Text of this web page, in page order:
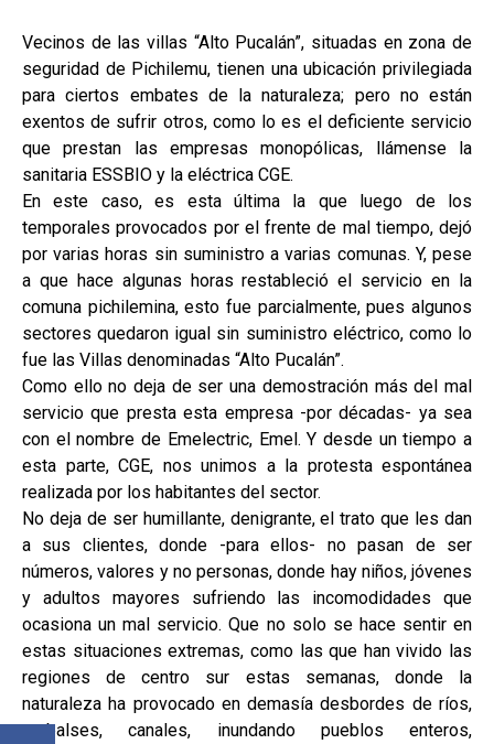
Vecinos de las villas “Alto Pucalán”, situadas en zona de
seguridad de Pichilemu, tienen una ubicación privilegiada
para ciertos embates de la naturaleza; pero no están
exentos de sufrir otros, como lo es el deficiente servicio
que prestan las empresas monopólicas, llámense la
sanitaria ESSBIO y la eléctrica CGE.
En este caso, es esta última la que luego de los
temporales provocados por el frente de mal tiempo, dejó
por varias horas sin suministro a varias comunas. Y, pese
a que hace algunas horas restableció el servicio en la
comuna pichilemina, esto fue parcialmente, pues algunos
sectores quedaron igual sin suministro eléctrico, como lo
fue las Villas denominadas “Alto Pucalán”.
Como ello no deja de ser una demostración más del mal
servicio que presta esta empresa -por décadas- ya sea
con el nombre de Emelectric, Emel. Y desde un tiempo a
esta parte, CGE, nos unimos a la protesta espontánea
realizada por los habitantes del sector.
No deja de ser humillante, denigrante, el trato que les dan
a sus clientes, donde -para ellos- no pasan de ser
números, valores y no personas, donde hay niños, jóvenes
y adultos mayores sufriendo las incomodidades que
ocasiona un mal servicio. Que no solo se hace sentir en
estas situaciones extremas, como las que han vivido las
regiones de centro sur estas semanas, donde la
naturaleza ha provocado en demasía desbordes de ríos,
embalses, canales, inundando pueblos enteros,